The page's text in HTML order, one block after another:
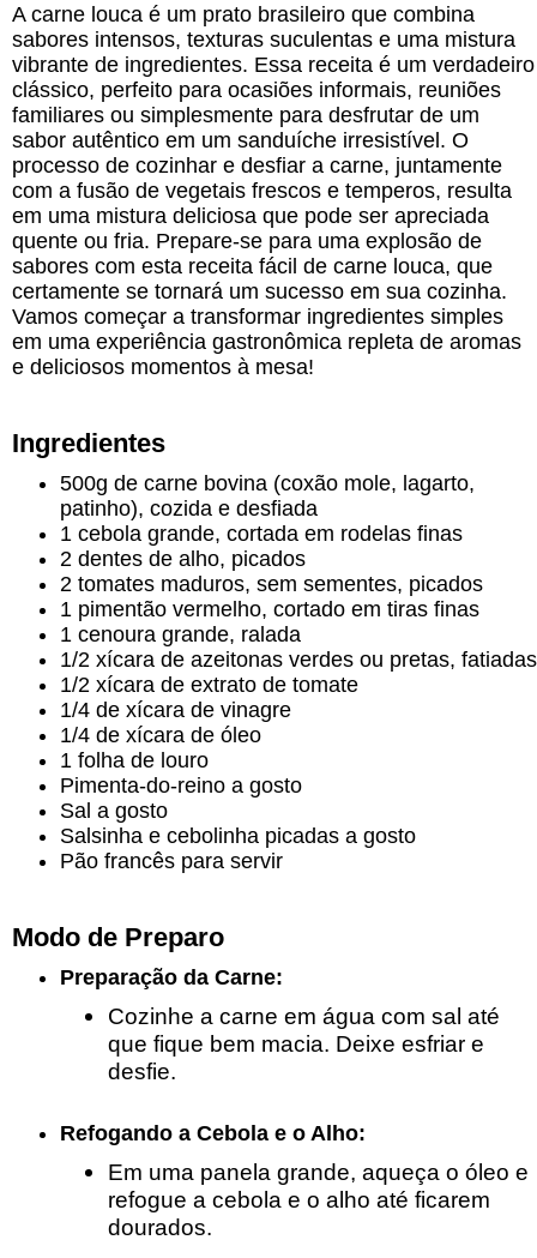
A carne louca é um prato brasileiro que combina
sabores intensos, texturas suculentas e uma mistura
vibrante de ingredientes. Essa receita é um verdadeiro
clássico, perfeito para ocasiões informais, reuniões
familiares ou simplesmente para desfrutar de um
sabor autêntico em um sanduíche irresistível. O
processo de cozinhar e desfiar a carne, juntamente
com a fusão de vegetais frescos e temperos, resulta
em uma mistura deliciosa que pode ser apreciada
quente ou fria. Prepare-se para uma explosão de
sabores com esta receita fácil de carne louca, que
certamente se tornará um sucesso em sua cozinha.
Vamos começar a transformar ingredientes simples
em uma experiência gastronômica repleta de aromas
e deliciosos momentos à mesa!
Ingredientes
500g de carne bovina (coxão mole, lagarto,
patinho), cozida e desfiada
1 cebola grande, cortada em rodelas finas
2 dentes de alho, picados
2 tomates maduros, sem sementes, picados
1 pimentão vermelho, cortado em tiras finas
1 cenoura grande, ralada
1/2 xícara de azeitonas verdes ou pretas, fatiadas
1/2 xícara de extrato de tomate
1/4 de xícara de vinagre
1/4 de xícara de óleo
1 folha de louro
Pimenta-do-reino a gosto
Sal a gosto
Salsinha e cebolinha picadas a gosto
Pão francês para servir
Modo de Preparo
Preparação da Carne:
Cozinhe a carne em água com sal até
que fique bem macia. Deixe esfriar e
desfie.
Refogando a Cebola e o Alho:
Em uma panela grande, aqueça o óleo e
refogue a cebola e o alho até ficarem
dourados.